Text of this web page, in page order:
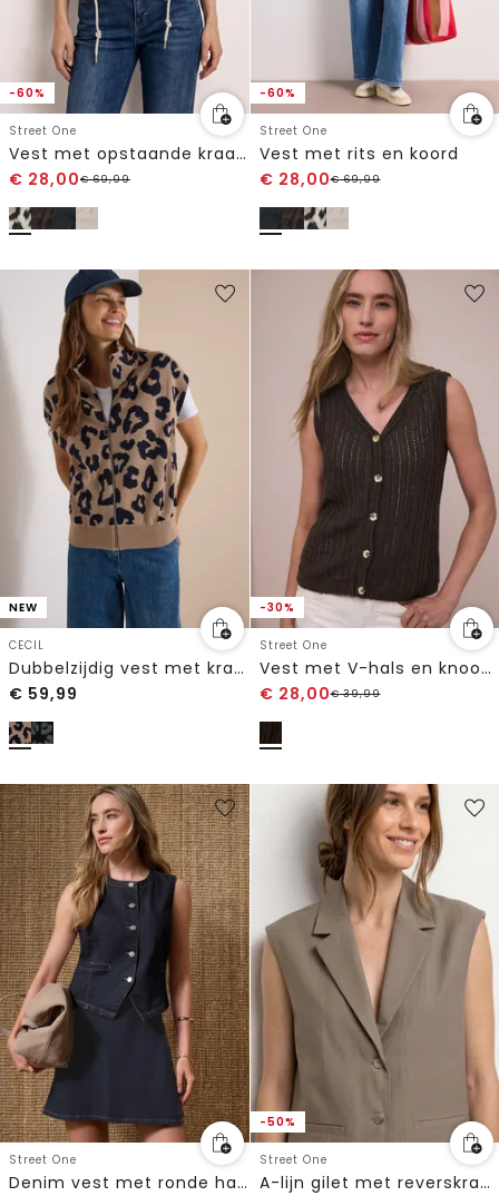
-60%
Street One
Vest met opstaande kraag en leopatroon
€ 28,00€69,99
-60%
Street One
Vest met rits en koord
€ 28,00€69,99
NEW
CECIL
Dubbelzijdig vest met kraag en ritssluiting
€ 59,99
-30%
Street One
Vest met V-hals en knoopsluiting
€ 28,00€39,99
Street One
Denim vest met ronde hals en knopen
-50%
Street One
A-lijn gilet met reverskraag